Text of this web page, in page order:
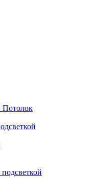
Потолок